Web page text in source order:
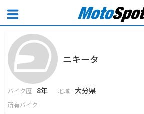
ニキータ
バイク歴 8年 地域 大分県
所有バイク